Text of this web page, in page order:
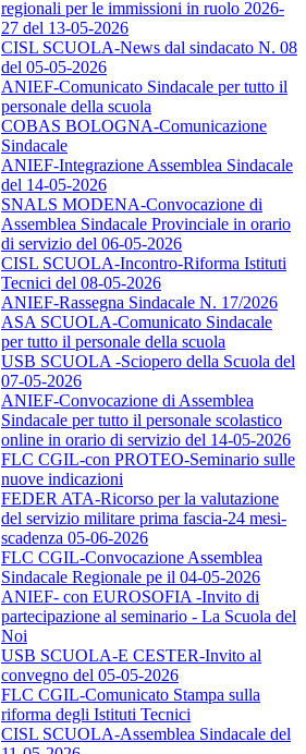
regionali per le immissioni in ruolo 2026-
27 del 13-05-2026
CISL SCUOLA-News dal sindacato N. 08
del 05-05-2026
ANIEF-Comunicato Sindacale per tutto il
personale della scuola
COBAS BOLOGNA-Comunicazione
Sindacale
ANIEF-Integrazione Assemblea Sindacale
del 14-05-2026
SNALS MODENA-Convocazione di
Assemblea Sindacale Provinciale in orario
di servizio del 06-05-2026
CISL SCUOLA-Incontro-Riforma Istituti
Tecnici del 08-05-2026
ANIEF-Rassegna Sindacale N. 17/2026
ASA SCUOLA-Comunicato Sindacale
per tutto il personale della scuola
USB SCUOLA -Sciopero della Scuola del
07-05-2026
ANIEF-Convocazione di Assemblea
Sindacale per tutto il personale scolastico
online in orario di servizio del 14-05-2026
FLC CGIL-con PROTEO-Seminario sulle
nuove indicazioni
FEDER ATA-Ricorso per la valutazione
del servizio militare prima fascia-24 mesi-
scadenza 05-06-2026
FLC CGIL-Convocazione Assemblea
Sindacale Regionale pe il 04-05-2026
ANIEF- con EUROSOFIA -Invito di
partecipazione al seminario - La Scuola del
Noi
USB SCUOLA-E CESTER-Invito al
convegno del 05-05-2026
FLC CGIL-Comunicato Stampa sulla
riforma degli Istituti Tecnici
CISL SCUOLA-Assemblea Sindacale del